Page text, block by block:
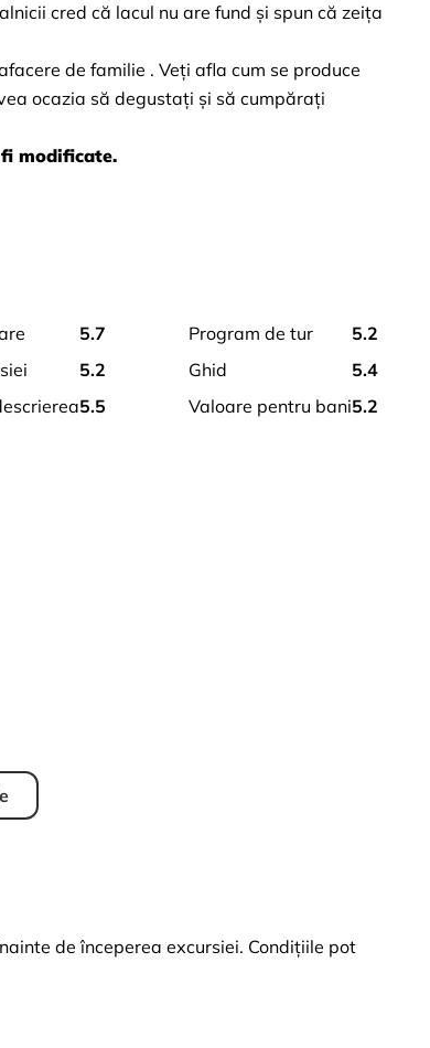
cred că lacul nu are fund și spun că zeița
de familie . Veți afla cum se produce
ocazia să degustați și să cumpărați
modificate.
5.7 program de tur
5.2
5.2 ghid
5.4
5.5 valoare pentru bani5.2
de începerea excursiei. Condițiile pot